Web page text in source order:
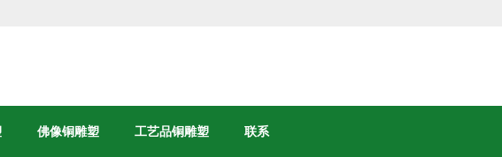
佛像铜雕塑 工艺品铜雕塑 联系